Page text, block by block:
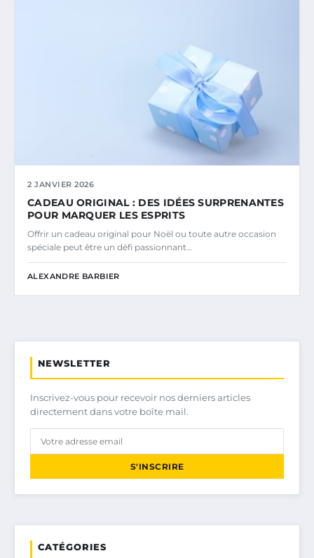
2 JANVIER 2026
CADEAU ORIGINAL : DES IDÉES SURPRENANTES
POUR MARQUER LES ESPRITS
Offrir un cadeau original pour Noël ou toute autre occasion
spéciale peut être un défi passionnant…
ALEXANDRE BARBIER
NEWSLETTER
Inscrivez-vous pour recevoir nos derniers articles
directement dans votre boîte mail.
S'INSCRIRE
CATÉGORIES